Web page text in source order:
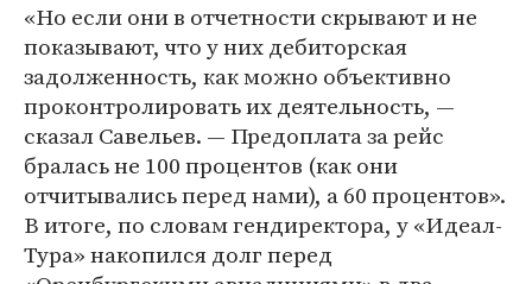
«Но если они в отчетности скрывают и не
показывают, что у них дебиторская
задолженность, как можно объективно
проконтролировать их деятельность, —
сказал Савельев. — Предоплата за рейс
бралась не 100 процентов (как они
отчитывались перед нами), а 60 процентов».
В итоге, по словам гендиректора, у «Идеал-
Тура» накопился долг перед